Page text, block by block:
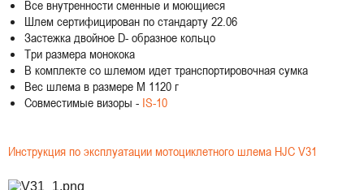
Все внутренности сменные и моющиеся
Шлем сертифицирован по стандарту 22.06
Застежка двойное D- образное кольцо
Три размера монокока
В комплекте со шлемом идет транспортировочная сумка
Вес шлема в размере M 1120 г
Совместимые визоры - IS-10
Инструкция по эксплуатации мотоциклетного шлема HJC V31